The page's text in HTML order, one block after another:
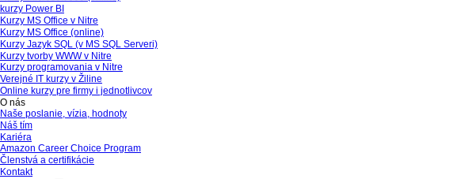
kurzy Power BI
Kurzy MS Office v Nitre
Kurzy MS Office (online)
Kurzy Jazyk SQL (v MS SQL Serveri)
Kurzy tvorby WWW v Nitre
Kurzy programovania v Nitre
Verejné IT kurzy v Žiline
Online kurzy pre firmy i jednotlivcov
O nás
Naše poslanie, vízia, hodnoty
Náš tím
Kariéra
Amazon Career Choice Program
Členstvá a certifikácie
Kontakt